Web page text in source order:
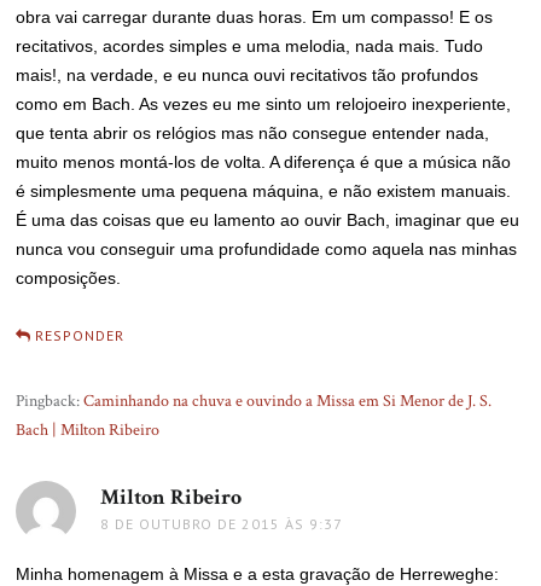
obra vai carregar durante duas horas. Em um compasso! E os
recitativos, acordes simples e uma melodia, nada mais. Tudo
mais!, na verdade, e eu nunca ouvi recitativos tão profundos
como em Bach. As vezes eu me sinto um relojoeiro inexperiente,
que tenta abrir os relógios mas não consegue entender nada,
muito menos montá-los de volta. A diferença é que a música não
é simplesmente uma pequena máquina, e não existem manuais.
É uma das coisas que eu lamento ao ouvir Bach, imaginar que eu
nunca vou conseguir uma profundidade como aquela nas minhas
composições.
RESPONDER
Pingback:Caminhando na chuva e ouvindo a Missa em Si Menor de J. S.
Bach | Milton Ribeiro
Milton Ribeiro
8 DE OUTUBRO DE 2015 ÀS 9:37
Minha homenagem à Missa e a esta gravação de Herreweghe: